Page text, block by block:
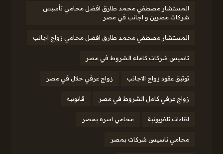
المستشار مصطفي محمد طارق افضل محامي تأسيس
شركات مصرين و اجانب في مصر
المستشار مصطفي محمد طارق افضل محامي زواج اجانب
تاسيس شركات كامله الشروط في مصر
توثيق عقود زواج الاجانب زواج عرفي حلال في مصر
زواج عرفي كامل الشروط في مصر قانونيه
لقاءات تلفزيونية محامي اسره بمصر
محامي تاسيس شركات بمصر